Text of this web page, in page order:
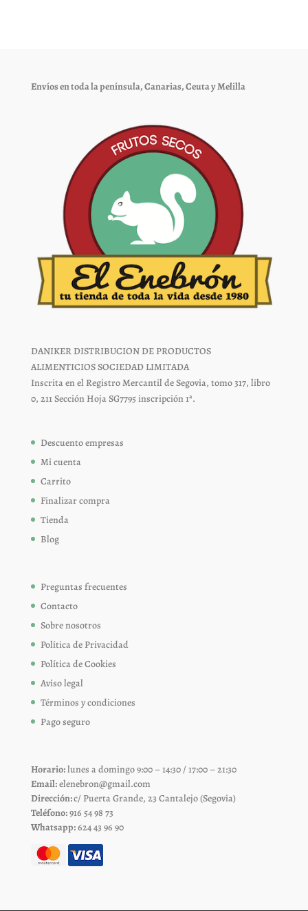
Envíos en toda la península, Canarias, Ceuta y Melilla
DANIKER DISTRIBUCION DE PRODUCTOS
ALIMENTICIOS SOCIEDAD LIMITADA
Inscrita en el Registro Mercantil de Segovia, tomo 317, libro
0, 211 Sección Hoja SG7795 inscripción 1ª.
Descuento empresas
Mi cuenta
Carrito
Finalizar compra
Tienda
Blog
Preguntas frecuentes
Contacto
Sobre nosotros
Política de Privacidad
Política de Cookies
Aviso legal
Términos y condiciones
Pago seguro
Horario:lunes a domingo 9:00 – 14:30 / 17:00 – 21:30
Email:elenebron@gmail.com
Dirección:c/ Puerta Grande, 23 Cantalejo (Segovia)
Teléfono:916 54 98 73
Whatsapp:624 43 96 90